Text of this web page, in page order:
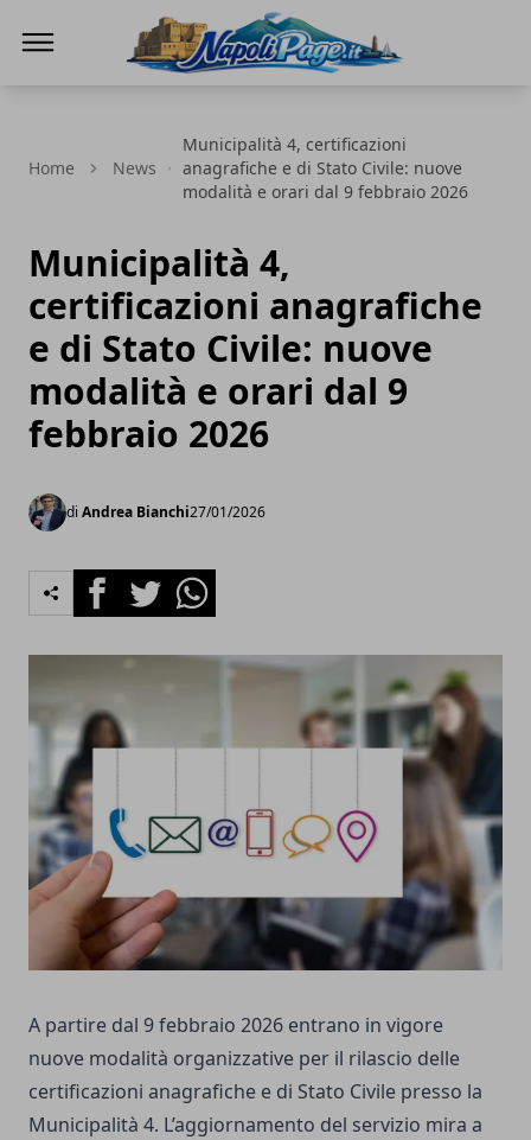
Home News
Municipalità 4, certificazioni
anagrafiche e di Stato Civile: nuove
modalità e orari dal 9 febbraio 2026
Municipalità 4,
certificazioni anagrafiche
e di Stato Civile: nuove
modalità e orari dal 9
febbraio 2026
di Andrea Bianchi27/01/2026
FacebookTwitterWhatsapp
A partire dal 9 febbraio 2026 entrano in vigore
nuove modalità organizzative per il rilascio delle
certificazioni anagrafiche e di Stato Civile presso la
Municipalità 4. L’aggiornamento del servizio mira a